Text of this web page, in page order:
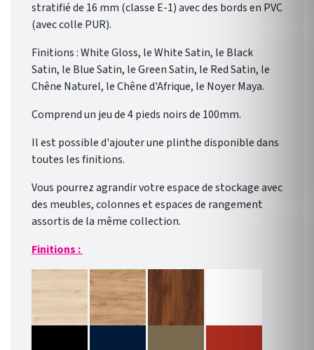
stratifié de 16 mm (classe E-1) avec des bords en PVC
(avec colle PUR).
Finitions : White Gloss, le White Satin, le Black
Satin, le Blue Satin, le Green Satin, le Red Satin, le
Chêne Naturel, le Chêne d'Afrique, le Noyer Maya.
Comprend un jeu de 4 pieds noirs de 100mm.
Il est possible d'ajouter une plinthe disponible dans
toutes les finitions.
Vous pourrez agrandir votre espace de stockage avec
des meubles, colonnes et espaces de rangement
assortis de la même collection.
Finitions :